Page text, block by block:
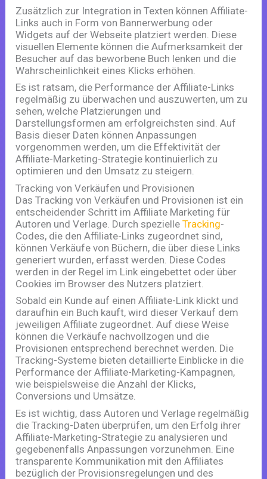
Zusätzlich zur Integration in Texten können Affiliate-
Links auch in Form von Bannerwerbung oder
Widgets auf der Webseite platziert werden. Diese
visuellen Elemente können die Aufmerksamkeit der
Besucher auf das beworbene Buch lenken und die
Wahrscheinlichkeit eines Klicks erhöhen.
Es ist ratsam, die Performance der Affiliate-Links
regelmäßig zu überwachen und auszuwerten, um zu
sehen, welche Platzierungen und
Darstellungsformen am erfolgreichsten sind. Auf
Basis dieser Daten können Anpassungen
vorgenommen werden, um die Effektivität der
Affiliate-Marketing-Strategie kontinuierlich zu
optimieren und den Umsatz zu steigern.
Tracking von Verkäufen und Provisionen
Das Tracking von Verkäufen und Provisionen ist ein
entscheidender Schritt im Affiliate Marketing für
Autoren und Verlage. Durch spezielleTracking-
Codes, die den Affiliate-Links zugeordnet sind,
können Verkäufe von Büchern, die über diese Links
generiert wurden, erfasst werden. Diese Codes
werden in der Regel im Link eingebettet oder über
Cookies im Browser des Nutzers platziert.
Sobald ein Kunde auf einen Affiliate-Link klickt und
daraufhin ein Buch kauft, wird dieser Verkauf dem
jeweiligen Affiliate zugeordnet. Auf diese Weise
können die Verkäufe nachvollzogen und die
Provisionen entsprechend berechnet werden. Die
Tracking-Systeme bieten detaillierte Einblicke in die
Performance der Affiliate-Marketing-Kampagnen,
wie beispielsweise die Anzahl der Klicks,
Conversions und Umsätze.
Es ist wichtig, dass Autoren und Verlage regelmäßig
die Tracking-Daten überprüfen, um den Erfolg ihrer
Affiliate-Marketing-Strategie zu analysieren und
gegebenenfalls Anpassungen vorzunehmen. Eine
transparente Kommunikation mit den Affiliates
bezüglich der Provisionsregelungen und des